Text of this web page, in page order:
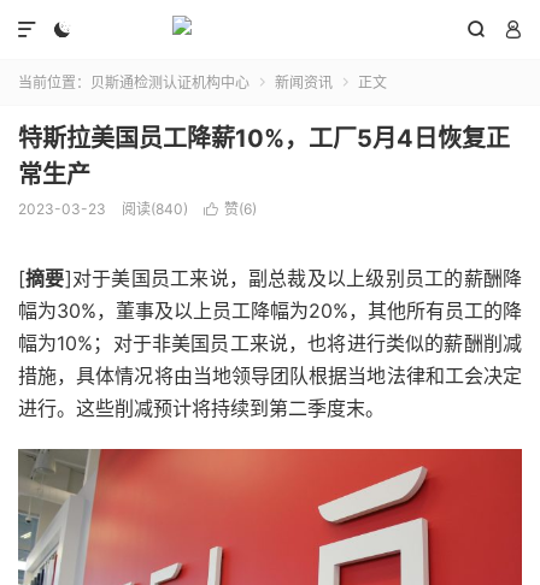
  

当前位置： 贝斯通检测认证机构中心  新闻资讯  正文
特斯拉美国员工降薪10%，工厂5月4日恢复正
常生产
2023-03-23 阅读(840)  赞(6)
[摘要]对于美国员工来说，副总裁及以上级别员工的薪酬降
幅为30%，董事及以上员工降幅为20%，其他所有员工的降
幅为10%；对于非美国员工来说，也将进行类似的薪酬削减
措施，具体情况将由当地领导团队根据当地法律和工会决定
进行。这些削减预计将持续到第二季度末。